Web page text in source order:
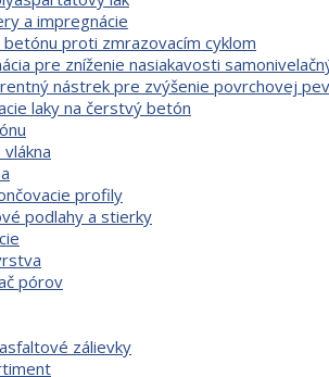
a impregnácie
betónu proti zmrazovacím cyklom
pre zníženie nasiakavosti
nástrek pre zvýšenie povrchovej
laky na čerstvý betón
profily
podlahy a stierky
pórov
zálievky